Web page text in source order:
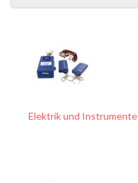
Elektrik und Instrumente